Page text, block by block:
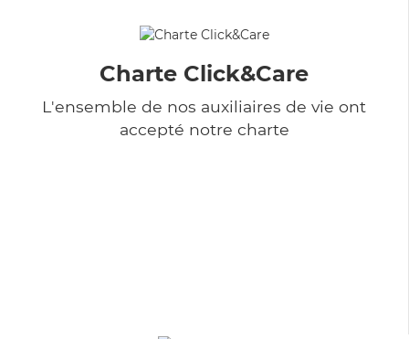
Charte Click&Care
L'ensemble de nos auxiliaires de vie ont
accepté notre charte